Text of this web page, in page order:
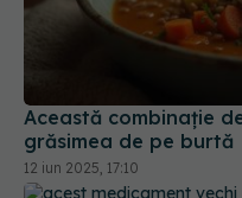
Această combinație
grăsimea de pe burtă
Acest medicament
Medicii sunt uimiți de